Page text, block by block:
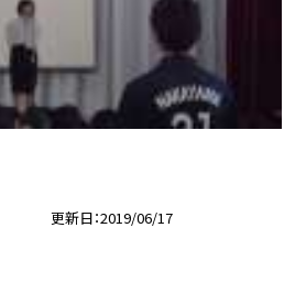
更新日 2019/06/17